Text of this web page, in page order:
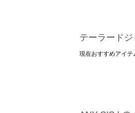
テーラード
現在おすすめアイテ